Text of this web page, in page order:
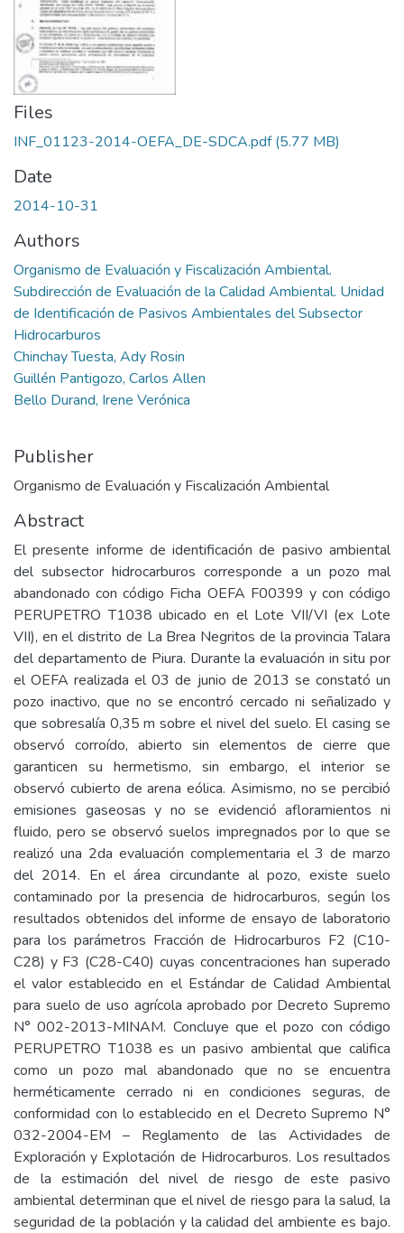
Files
INF_01123-2014-OEFA_DE-SDCA.pdf(5.77 MB)
Date
2014-10-31
Authors
Organismo de Evaluación y Fiscalización Ambiental.
Subdirección de Evaluación de la Calidad Ambiental. Unidad
de Identificación de Pasivos Ambientales del Subsector
Hidrocarburos
Chinchay Tuesta, Ady Rosin
Guillén Pantigozo, Carlos Allen
Bello Durand, Irene Verónica
Publisher
Organismo de Evaluación y Fiscalización Ambiental
Abstract
El presente informe de identificación de pasivo ambiental
del subsector hidrocarburos corresponde a un pozo mal
abandonado con código Ficha OEFA F00399 y con código
PERUPETRO T1038 ubicado en el Lote VII/VI (ex Lote
VII), en el distrito de La Brea Negritos de la provincia Talara
del departamento de Piura. Durante la evaluación in situ por
el OEFA realizada el 03 de junio de 2013 se constató un
pozo inactivo, que no se encontró cercado ni señalizado y
que sobresalía 0,35 m sobre el nivel del suelo. El casing se
observó corroído, abierto sin elementos de cierre que
garanticen su hermetismo, sin embargo, el interior se
observó cubierto de arena eólica. Asimismo, no se percibió
emisiones gaseosas y no se evidenció afloramientos ni
fluido, pero se observó suelos impregnados por lo que se
realizó una 2da evaluación complementaria el 3 de marzo
del 2014. En el área circundante al pozo, existe suelo
contaminado por la presencia de hidrocarburos, según los
resultados obtenidos del informe de ensayo de laboratorio
para los parámetros Fracción de Hidrocarburos F2 (C10-
C28) y F3 (C28-C40) cuyas concentraciones han superado
el valor establecido en el Estándar de Calidad Ambiental
para suelo de uso agrícola aprobado por Decreto Supremo
N° 002-2013-MINAM. Concluye que el pozo con código
PERUPETRO T1038 es un pasivo ambiental que califica
como un pozo mal abandonado que no se encuentra
herméticamente cerrado ni en condiciones seguras, de
conformidad con lo establecido en el Decreto Supremo N°
032-2004-EM – Reglamento de las Actividades de
Exploración y Explotación de Hidrocarburos. Los resultados
de la estimación del nivel de riesgo de este pasivo
ambiental determinan que el nivel de riesgo para la salud, la
seguridad de la población y la calidad del ambiente es bajo.